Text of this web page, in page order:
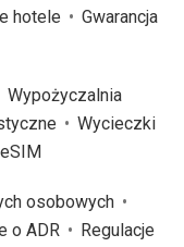
hotele
Gwarancja
Wypożyczalnia
Wycieczki
osobowych
o ADR
Regulacje